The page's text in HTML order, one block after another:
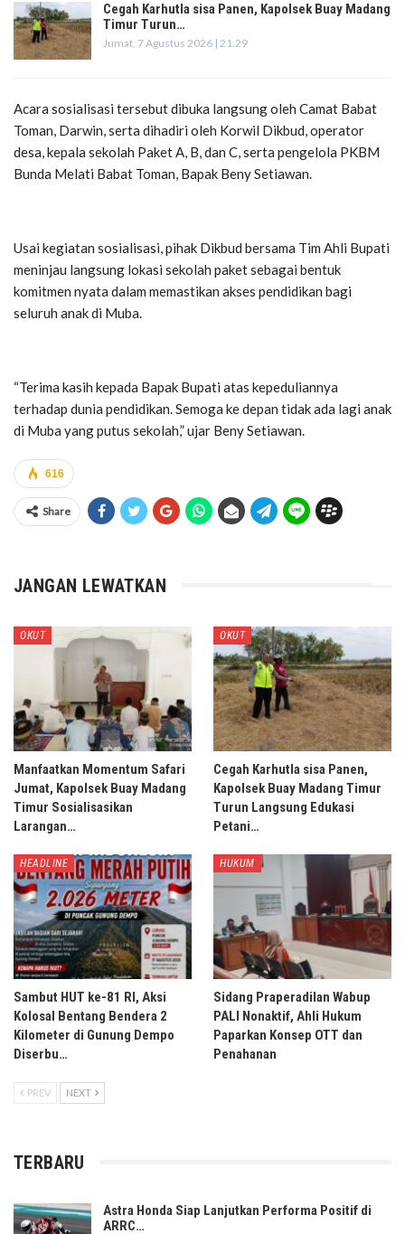
Cegah Karhutla sisa Panen, Kapolsek Buay Madang
Timur Turun…
Jumat, 7 Agustus 2026 | 21.29
Acara sosialisasi tersebut dibuka langsung oleh Camat Babat
Toman, Darwin, serta dihadiri oleh Korwil Dikbud, operator
desa, kepala sekolah Paket A, B, dan C, serta pengelola PKBM
Bunda Melati Babat Toman, Bapak Beny Setiawan.
Usai kegiatan sosialisasi, pihak Dikbud bersama Tim Ahli Bupati
meninjau langsung lokasi sekolah paket sebagai bentuk
komitmen nyata dalam memastikan akses pendidikan bagi
seluruh anak di Muba.
“Terima kasih kepada Bapak Bupati atas kepeduliannya
terhadap dunia pendidikan. Semoga ke depan tidak ada lagi anak
di Muba yang putus sekolah,” ujar Beny Setiawan.
616
Share
JANGAN LEWATKAN
OKUT
Manfaatkan Momentum Safari
Jumat, Kapolsek Buay Madang
Timur Sosialisasikan
Larangan…
OKUT
Cegah Karhutla sisa Panen,
Kapolsek Buay Madang Timur
Turun Langsung Edukasi
Petani…
HEADLINE
Sambut HUT ke-81 RI, Aksi
Kolosal Bentang Bendera 2
Kilometer di Gunung Dempo
Diserbu…
HUKUM
Sidang Praperadilan Wabup
PALI Nonaktif, Ahli Hukum
Paparkan Konsep OTT dan
Penahanan
PREV NEXT
TERBARU
Astra Honda Siap Lanjutkan Performa Positif di
ARRC…